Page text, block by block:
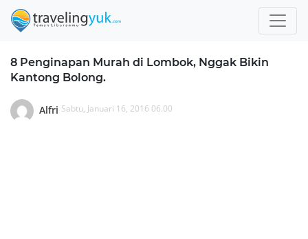
8 Penginapan Murah di Lombok, Nggak Bikin
Kantong Bolong.
Alfri Sabtu, Januari 16, 2016 06.00